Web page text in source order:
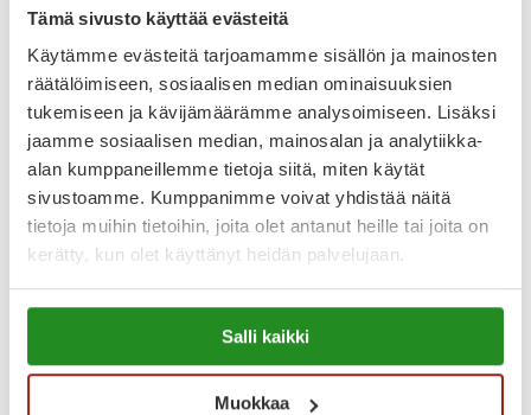
Tämä sivusto käyttää evästeitä
Käytämme evästeitä tarjoamamme sisällön ja mainosten
räätälöimiseen, sosiaalisen median ominaisuuksien
tukemiseen ja kävijämäärämme analysoimiseen. Lisäksi
jaamme sosiaalisen median, mainosalan ja analytiikka-
alan kumppaneillemme tietoja siitä, miten käytät
sivustoamme. Kumppanimme voivat yhdistää näitä
tietoja muihin tietoihin, joita olet antanut heille tai joita on
kerätty, kun olet käyttänyt heidän palvelujaan.
Lue lisää evästeistä:
https://sagacare.fi/evasteet/
Salli kaikki
Muokkaa
Dosentinrinne on Saga Munkkiniemen
laajennusosa, jossa on 58 asuntoa
kooltaan 43,5-87 m². Dosentinrinteen
asunnot erottuvat edukseen suurilla
parvekkeillaan, joilta avautuu kauniit
näkymät Koneenpuistoon. Lisäksi
talossa on muun muassa jalkahoitajan
tilat, saunaosasto ja pyykkitupa.